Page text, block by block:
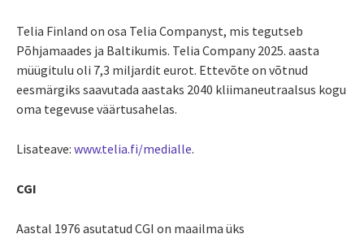
Telia Finland on osa Telia Companyst, mis tegutseb
Põhjamaades ja Baltikumis. Telia Company 2025. aasta
müügitulu oli 7,3 miljardit eurot. Ettevõte on võtnud
eesmärgiks saavutada aastaks 2040 kliimaneutraalsus kogu
oma tegevuse väärtusahelas.
Lisateave: www.telia.fi/medialle.
CGI
Aastal 1976 asutatud CGI on maailma üks